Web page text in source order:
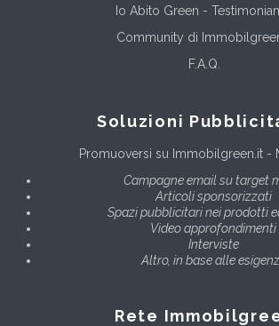
Io Abito Green -
Community di
F.A.Q.
Soluzioni
Promuoversi su Immobilgreen.it -
Campagne email su target
Articoli sponsorizzati
Spazi pubblicitari nei prodotti
Video approfondimenti
Interviste
Altro, in base alle
Rete